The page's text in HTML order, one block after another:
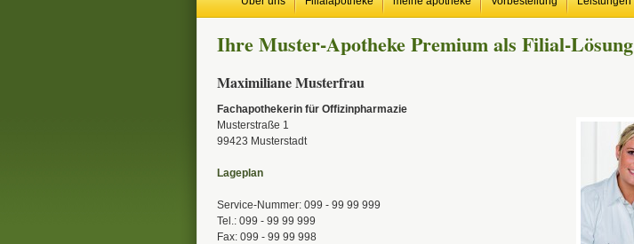
Ihre Muster-Apotheke Premium als Filial-Lösung
Maximiliane Musterfrau
Fachapothekerin für Offizinpharmazie
Musterstraße 1
99423 Musterstadt
Lageplan
Service-Nummer: 099 - 99 99 999
Tel.: 099 - 99 99 999
Fax: 099 - 99 99 998